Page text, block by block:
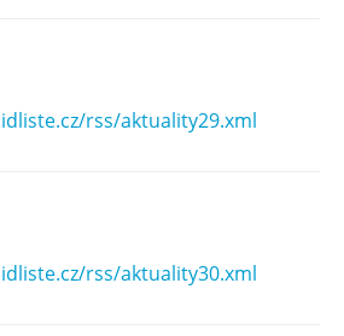
rss/aktuality29.xml
rss/aktuality30.xml